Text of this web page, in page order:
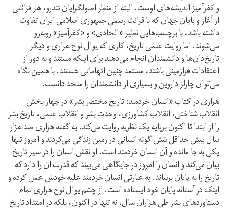
و کفرآمیز اندیشه‌های اوست. البته از منظر اصولگرایان تندرو، هر قرائتی
از آغاز و پایان جهان که با قرائت رسمی جمهوری اسلامی ایران تفاوت
داشته باشد، با برچسب‌‌هایی نظیر «الحادی» و «کفرآمیز» روبه‌رو
می‌شوند. اما روایت علمی تاریخ، کاری که یوال نوح هراری و دیگر
تاریخ‌دان‌ها و دانشمندان انجام می‌دهند برای اینکه مستند و به دور از
اعتقادات فرازمینی باشند، مستعد چنین اتهاماتی هستند. با همین نگاه
می‌توان چارلز داروین و بسیاری از دانشمندان را ملحد دانست.
هراری در کتاب «انسان خردمند: تاریخ مختصر بشر» در چهار بخش
انقلاب‌ شناختی، انقلاب کشاورزی، وحدت بشر و انقلاب علمی، تاریخ بشر
را از ابتدا تا اکنون برپایه یک نظریه روایت می‌کند. به گفته هراری صد هزار
سال پیش حداقل شش گونه انسانی در زمین زندگی می‌کردند و امروز تنها
یکی به جا مانده و آن انسان خردمند است. او نقش انسان را در سیر تاریخ
بیان می‌کند و انسان را امروز در جایگاهی می‌بیند که قدرت ان را دارد که
تاریخ را به پایان برساند. به عبارتی انسان خردمند علیه خودش عمل کرده و
اینک در آستانه پایان خود ایستاده است. از چشم یوال نوح هراری تمام
دستاوردهای بشر طی هزاران سال، نه تنها در اکنون، بلکه در امتداد تاریخ